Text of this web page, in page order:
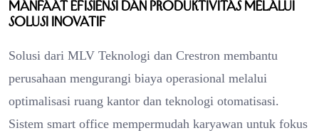
Manfaat Efisiensi dan Produktivitas Melalui
Solusi Inovatif
Solusi dari MLV Teknologi dan Crestron membantu
perusahaan mengurangi biaya operasional melalui
optimalisasi ruang kantor dan teknologi otomatisasi.
Sistem smart office mempermudah karyawan untuk fokus